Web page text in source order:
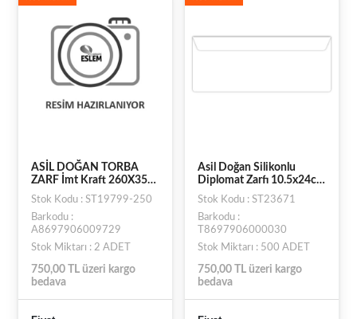
ASİL DOĞAN TORBA
ZARF İmt Kraft 260X350
90gr 250li
Stok Kodu : ST19799-250
Barkodu :
A8697906009729
Stok Miktarı : 2 ADET
750,00 TL üzeri kargo
bedava
Asil Doğan Silikonlu
Diplomat Zarfı 10.5x24cm
90gr Adet
Stok Kodu : ST23671
Barkodu :
T8697906000030
Stok Miktarı : 500 ADET
750,00 TL üzeri kargo
bedava